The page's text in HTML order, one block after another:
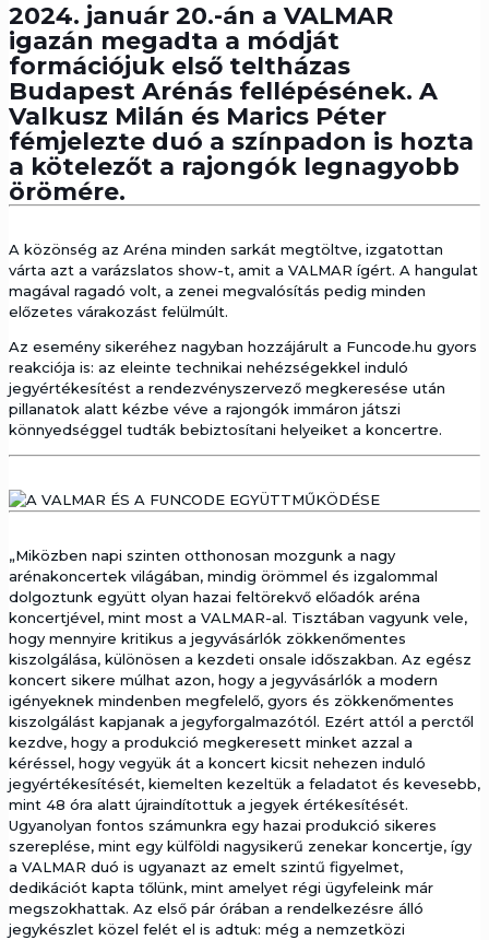
2024. január 20.-án a VALMAR
igazán megadta a módját
formációjuk első teltházas
Budapest Arénás fellépésének. A
Valkusz Milán és Marics Péter
fémjelezte duó a színpadon is hozta
a kötelezőt a rajongók legnagyobb
örömére.
A közönség az Aréna minden sarkát megtöltve, izgatottan
várta azt a varázslatos show-t, amit a VALMAR ígért. A hangulat
magával ragadó volt, a zenei megvalósítás pedig minden
előzetes várakozást felülmúlt.
Az esemény sikeréhez nagyban hozzájárult a Funcode.hu gyors
reakciója is: az eleinte technikai nehézségekkel induló
jegyértékesítést a rendezvényszervező megkeresése után
pillanatok alatt kézbe véve a rajongók immáron játszi
könnyedséggel tudták bebiztosítani helyeiket a koncertre.
„Miközben napi szinten otthonosan mozgunk a nagy
arénakoncertek világában, mindig örömmel és izgalommal
dolgoztunk együtt olyan hazai feltörekvő előadók aréna
koncertjével, mint most a VALMAR-al. Tisztában vagyunk vele,
hogy mennyire kritikus a jegyvásárlók zökkenőmentes
kiszolgálása, különösen a kezdeti onsale időszakban. Az egész
koncert sikere múlhat azon, hogy a jegyvásárlók a modern
igényeknek mindenben megfelelő, gyors és zökkenőmentes
kiszolgálást kapjanak a jegyforgalmazótól. Ezért attól a perctől
kezdve, hogy a produkció megkeresett minket azzal a
kéréssel, hogy vegyük át a koncert kicsit nehezen induló
jegyértékesítését, kiemelten kezeltük a feladatot és kevesebb,
mint 48 óra alatt újraindítottuk a jegyek értékesítését.
Ugyanolyan fontos számunkra egy hazai produkció sikeres
szereplése, mint egy külföldi nagysikerű zenekar koncertje, így
a VALMAR duó is ugyanazt az emelt szintű figyelmet,
dedikációt kapta tőlünk, mint amelyet régi ügyfeleink már
megszokhattak. Az első pár órában a rendelkezésre álló
jegykészlet közel felét el is adtuk: még a nemzetközi